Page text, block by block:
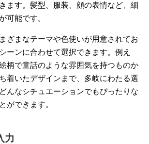
ます。髪型、服装、顔の表情など、細
可能です。
ざまなテーマや色使いが用意されてお
ーンに合わせて選択できます。例え
柄で童話のような雰囲気を持つものか
着いたデザインまで、多岐にわたる選
んなシチュエーションでもぴったりな
ができます。
力